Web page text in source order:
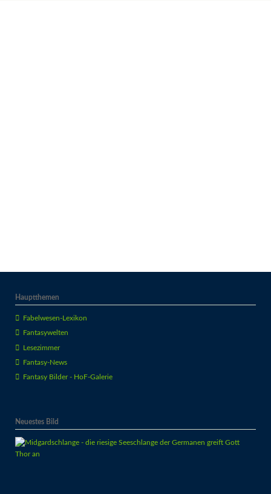
Hauptthemen
Fabelwesen-Lexikon
Fantasywelten
Lesezimmer
Fantasy-News
Fantasy Bilder - HoF-Galerie
Neuestes Bild